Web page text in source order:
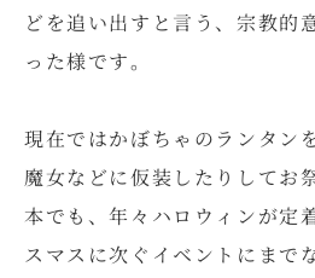
どを追い出すと言う、宗教的
った様です。
現在ではかぼちゃのランタン
魔女などに仮装したりしてお
本でも、年々ハロウィンが定
スマスに次ぐイベントにまで